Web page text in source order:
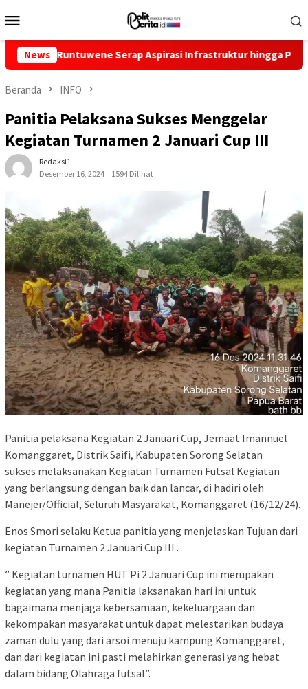
ke
Mobile
NewsSerap Aspirasi Infrastruktur hingga Pemberdayaan
Beranda INFO
Panitia Pelaksana Sukses Menggelar
Kegiatan Turnamen 2 Januari Cup III
Redaksi1
Desember 16, 2024
1594 Dilihat
Panitia pelaksana Kegiatan 2 Januari Cup, Jemaat Imannuel
Komanggaret, Distrik Saifi, Kabupaten Sorong Selatan
sukses melaksanakan Kegiatan Turnamen Futsal Kegiatan
yang berlangsung dengan baik dan lancar, di hadiri oleh
Manejer/Official, Seluruh Masyarakat, Komanggaret (16/12/24).
Enos Smori selaku Ketua panitia yang menjelaskan Tujuan dari
kegiatan Turnamen 2 Januari Cup III .
” Kegiatan turnamen HUT Pi 2 Januari Cup ini merupakan
kegiatan yang mana Panitia laksanakan hari ini untuk
bagaimana menjaga kebersamaan, kekeluargaan dan
kekompakan masyarakat untuk dapat melestarikan budaya
zaman dulu yang dari arsoi menuju kampung Komanggaret,
dan dari kegiatan ini pasti melahirkan generasi yang hebat
dalam bidang Olahraga futsal”.